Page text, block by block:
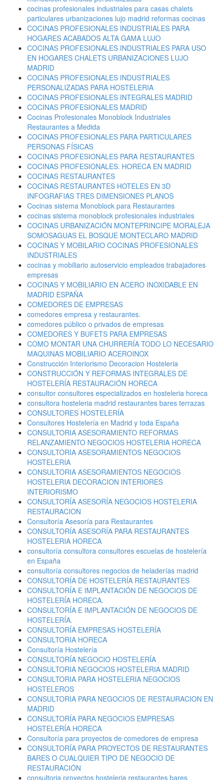
cocinas profesionales industriales para casas chalets
particulares urbanizaciones lujo madrid reformas cocinas
COCINAS PROFESIONALES INDUSTRIALES PARA
HOGARES ACABADOS ALTA GAMA LUJO
COCINAS PROFESIONALES INDUSTRIALES PARA USO
EN HOGARES CHALETS URBANIZACIONES LUJO
MADRID
COCINAS PROFESIONALES INDUSTRIALES
PERSONALIZADAS PARA HOSTELERIA
COCINAS PROFESIONALES INTEGRALES MADRID
COCINAS PROFESIONALES MADRID
Cocinas Profesionales Monoblock Industriales
Restaurantes a Medida
COCINAS PROFESIONALES PARA PARTICULARES
PERSONAS FÍSICAS
COCINAS PROFESIONALES PARA RESTAURANTES
COCINAS PROFESIONALES. HORECA EN MADRID
COCINAS RESTAURANTES
COCINAS RESTAURANTES HOTELES EN 3D
INFOGRAFIAS TRES DIMENSIONES PLANOS
Cocinas sistema Monoblock para Restaurantes
cocinas sistema monoblock profesionales industriales
COCINAS URBANIZACIÓN MONTEPRINCIPE MORALEJA
SOMOSAGUAS EL BOSQUE MONTECLARO MADRID
COCINAS Y MOBILARIO COCINAS PROFESIONALES
INDUSTRIALES
cocinas y mobiliario autoservicio empleados trabajadores
empresas
COCINAS Y MOBILIARIO EN ACERO INOXIDABLE EN
MADRID ESPAÑA
COMEDORES DE EMPRESAS
comedores empresa y restaurantes.
comedores público o privados de empresas
COMEDORES Y BUFETS PARA EMPRESAS
COMO MONTAR UNA CHURRERÍA TODO LO NECESARIO
MAQUINAS MOBILIARIO ACEROINOX
Construcción Interiorismo Decoracion Hosteleria
CONSTRUCCIÓN Y REFORMAS INTEGRALES DE
HOSTELERÍA RESTAURACIÓN HORECA
consultor consultores especializados en hosteleria horeca
consultora hosteleria madrid restaurantes bares terrazas
CONSULTORES HOSTELERÍA
Consultores Hostelería en Madrid y toda España
CONSULTORIA ASESORAMIENTO REFORMAS
RELANZAMIENTO NEGOCIOS HOSTELERIA HORECA
CONSULTORIA ASESORAMIENTOS NEGOCIOS
HOSTELERIA
CONSULTORIA ASESORAMIENTOS NEGOCIOS
HOSTELERIA DECORACION INTERIORES
INTERIORISMO
CONSULTORÍA ASESORÍA NEGOCIOS HOSTELERIA
RESTAURACION
Consultoría Asesoría para Restaurantes
CONSULTORÍA ASESORÍA PARA RESTAURANTES
HOSTELERIA HORECA
consultoría consultora consultores escuelas de hostelería
en España
consultoría consultores negocios de heladerías madrid
CONSULTORÍA DE HOSTELERÍA RESTAURANTES
CONSULTORÍA E IMPLANTACIÓN DE NEGOCIOS DE
HOSTELERÍA HORECA.
CONSULTORÍA E IMPLANTACIÓN DE NEGOCIOS DE
HOSTELERÍA.
CONSULTORÍA EMPRESAS HOSTELERÍA
CONSULTORIA HORECA
Consultoría Hostelería
CONSULTORÍA NEGOCIO HOSTELERÍA
CONSULTORIA NEGOCIOS HOSTELERIA MADRID
CONSULTORIA PARA HOSTELERIA NEGOCIOS
HOSTELEROS
CONSULTORIA PARA NEGOCIOS DE RESTAURACION EN
MADRID
CONSULTORÍA PARA NEGOCIOS EMPRESAS
HOSTELERÍA HORECA
Consultoría para proyectos de comedores de empresa
CONSULTORÍA PARA PROYECTOS DE RESTAURANTES
BARES O CUALQUIER TIPO DE NEGOCIO DE
RESTAURACIÓN
consultoria proyectos hosteleria restaurantes bares